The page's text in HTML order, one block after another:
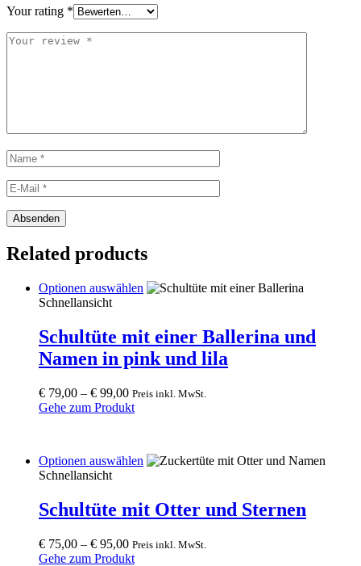
Your rating *
Related products
Optionen auswählen This
multiple
variants.
The
may
product
Schnellansicht
Schultüte mit einer Ballerina und
Namen in pink und lila
€ 79,00 – € 99,00 Preis inkl. MwSt.
Gehe zum Produkt
Optionen auswählen This
multiple
variants.
options
Schnellansicht
Schultüte mit Otter und Sternen
€ 75,00 – € 95,00 Preis inkl. MwSt.
Gehe zum Produkt